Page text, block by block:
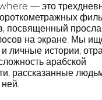
— это
посвященный
на экране. Мы
и личные истории,
арабской
рассказанные